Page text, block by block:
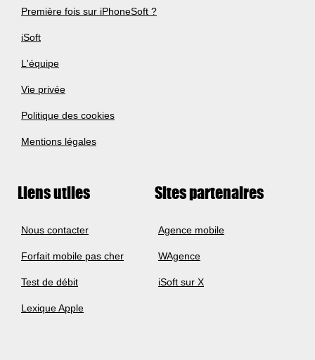
Première fois sur iPhoneSoft ?
iSoft
L'équipe
Vie privée
Politique des cookies
Mentions légales
Liens utiles
Nous contacter
Forfait mobile pas cher
Test de débit
Lexique Apple
Sites partenaires
Agence mobile
WAgence
iSoft sur X